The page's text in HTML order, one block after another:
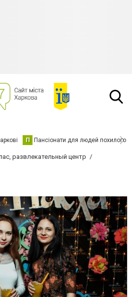
П Пансіонати для людей похилого
развлекательный центр